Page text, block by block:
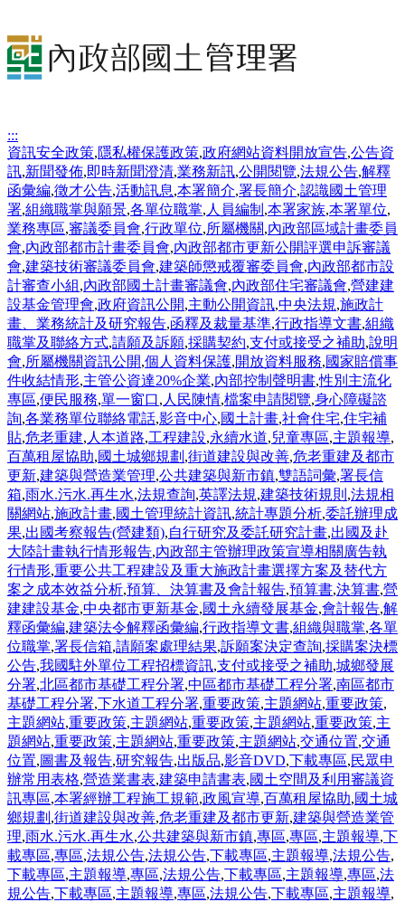
:::
資訊安全政策,隱私權保護政策,政府網站資料開放宣告,公告資
訊,新聞發佈,即時新聞澄清,業務新訊,公開閱覽,法規公告,解釋
函彙編,徵才公告,活動訊息,本署簡介,署長簡介,認識國土管理
署,組織職掌與願景,各單位職掌, 人員編制 ,本署家族,本署單位,
業務專區,審議委員會,行政單位,所屬機關,內政部區域計畫委員
會,內政部都市計畫委員會,內政部都市更新公開評選申訴審議
會,建築技術審議委員會,建築師懲戒覆審委員會,內政部都市設
計審查小組,內政部國土計畫審議會,內政部住宅審議會,營建建
設基金管理會,政府資訊公開,主動公開資訊,中央法規,施政計
畫、業務統計及研究報告,函釋及裁量基準,行政指導文書,組織
職掌及聯絡方式,請願及訴願,採購契約,支付或接受之補助,說明
會,所屬機關資訊公開,個人資料保護,開放資料服務,國家賠償事
件收結情形,主管公資達20%企業,內部控制聲明書,性別主流化
專區,便民服務,單一窗口, 人民陳情,檔案申請閱覽,身心障礙諮
詢,各業務單位聯絡電話,影音中心,國土計畫,社會住宅,住宅補
貼,危老重建, 人本道路,工程建設,永續水道,兒童專區,主題報導,
百萬租屋協助,國土城鄉規劃 ,街道建設與改善,危老重建及都市
更新,建築與營造業管理,公共建築與新市鎮,雙語詞彙,署長信
箱,雨水.污水.再生水,法規查詢,英譯法規,建築技術規則 ,法規相
關網站,施政計畫,國土管理統計資訊,統計專題分析,委託辦理成
果,出國考察報告(營建類),自行研究及委託研究計畫,出國及赴
大陸計畫執行情形報告,內政部主管辦理政策宣導相關廣告執
行情形,重要公共工程建設及重大施政計畫選擇方案及替代方
案之成本效益分析,預算、決算書及會計報告,預算書,決算書,營
建建設基金,中央都市更新基金,國土永續發展基金,會計報告,解
釋函彙編,建築法令解釋函彙編,行政指導文書,組織與職掌,各單
位職掌,署長信箱,請願案處理結果,訴願案決定查詢,採購案決標
公告,我國駐外單位工程招標資訊,支付或接受之補助,城鄉發展
分署,北區都市基礎工程分署,中區都市基礎工程分署,南區都市
基礎工程分署,下水道工程分署,重要政策,主題網站,重要政策,
主題網站,重要政策,主題網站,重要政策,主題網站,重要政策,主
題網站,重要政策,主題網站,重要政策,主題網站,交通位置,交通
位置,圖書及報告,研究報告,出版品,影音DVD,下載專區,民眾申
辦常用表格,營造業書表,建築申請書表,國土空間及利用審議資
訊專區,本署經辦工程施工規範,政風宣導,百萬租屋協助,國土城
鄉規劃 ,街道建設與改善,危老重建及都市更新,建築與營造業管
理,雨水.污水.再生水,公共建築與新市鎮,專區,專區,主題報導,下
載專區,專區,法規公告,法規公告,下載專區,主題報導,法規公告,
下載專區,主題報導,專區,法規公告,下載專區,主題報導,專區,法
規公告,下載專區,主題報導,專區,法規公告,下載專區,主題報導,